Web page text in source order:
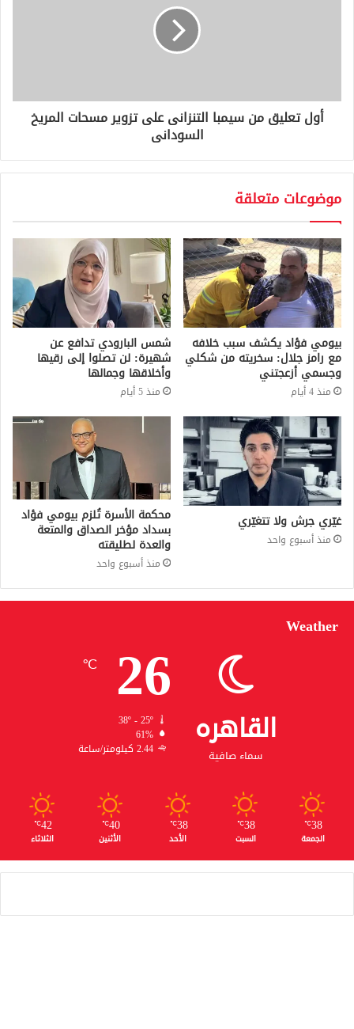
أول تعليق من سيمبا التنزانى على تزوير مسحات المريخ
السودانى
موضوعات متعلقة
بيومي فؤاد يكشف سبب خلافه
مع رامز جلال: سخريته من شكلي
وجسمي أزعجتني
منذ 4 أيام
شمس البارودي تدافع عن
شهيرة: لن تصلوا إلى رقيها
وأخلاقها وجمالها
منذ 5 أيام
غيّري جرش ولا تتغيّري
منذ أسبوع واحد
محكمة الأسرة تُلزم بيومي فؤاد
بسداد مؤخر الصداق والمتعة
والعدة لطليقته
منذ أسبوع واحد
Weather
القاهره
سماء صافية
26
℃
38º - 25º
61%
2.44 كيلومتر/ساعة
38
℃
الجمعة
38
℃
السبت
38
℃
الأحد
40
℃
الأثنين
42
℃
الثلاثاء